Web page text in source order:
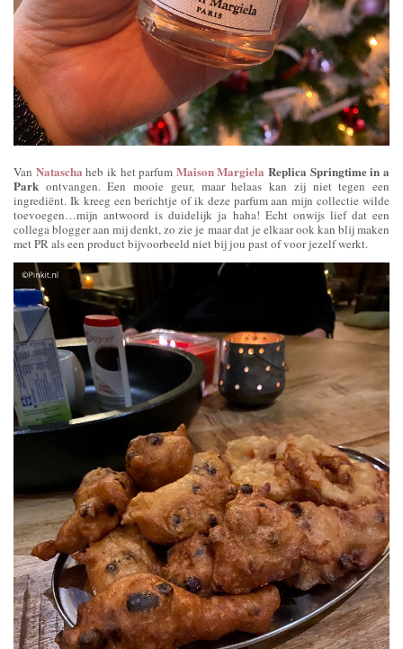
Van Natascha heb ik het parfum Maison Margiela Replica Springtime in a
Park ontvangen. Een mooie geur, maar helaas kan zij niet tegen een
ingrediënt. Ik kreeg een berichtje of ik deze parfum aan mijn collectie wilde
toevoegen…mijn antwoord is duidelijk ja haha! Echt onwijs lief dat een
collega blogger aan mij denkt, zo zie je maar dat je elkaar ook kan blij maken
met PR als een product bijvoorbeeld niet bij jou past of voor jezelf werkt.